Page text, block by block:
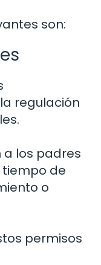
son:
regulación
a los padres
de
o
permisos